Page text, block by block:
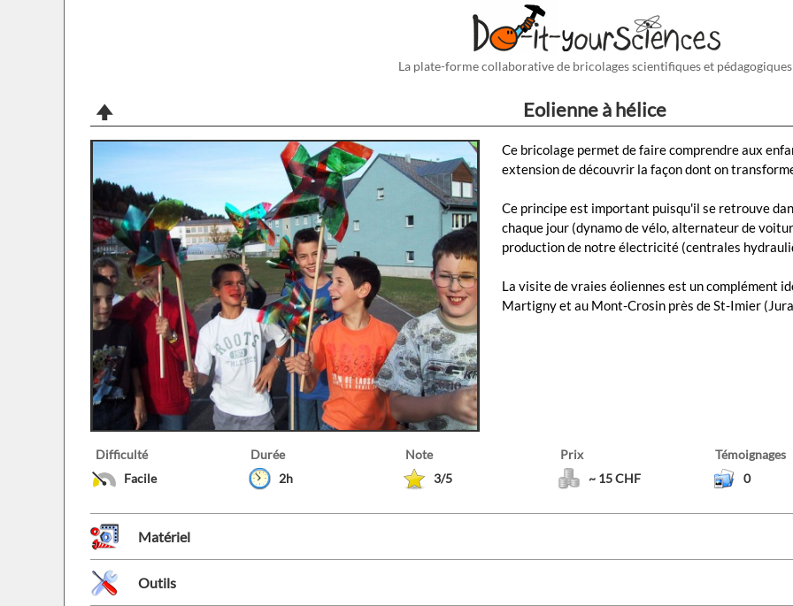
La plate-forme collaborative de bricolages scientifiques et pédagogiques
Eolienne à hélice
Ce bricolage permet de faire comprendre aux
extension de découvrir la façon dont on
Ce principe est important puisqu'il se retrouve
chaque jour (dynamo de vélo, alternateur de
production de notre électricité (centrales
La visite de vraies éoliennes est un complément
Martigny et au Mont-Crosin près de St-Imier
Difficulté
Facile
Durée
2h
Note
3/5
Prix
~ 15 CHF
Témoignages
0
Matériel
Outils